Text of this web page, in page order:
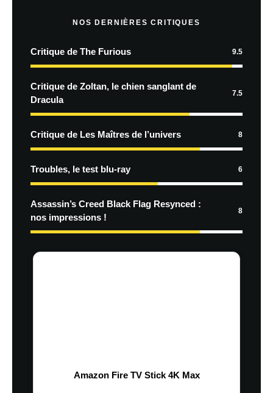
NOS DERNIÈRES CRITIQUES
Critique de The Furious 9.5
Critique de Zoltan, le chien sanglant de
Dracula
7.5
Critique de Les Maîtres de l’univers 8
Troubles, le test blu-ray 6
Assassin’s Creed Black Flag Resynced :
nos impressions !
8
Amazon Fire TV Stick 4K Max